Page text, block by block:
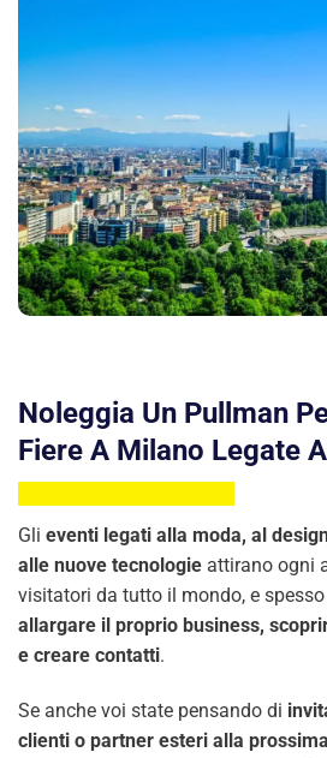
Noleggia Un Pullman
Fiere A Milano Legate
Gli eventi legati alla moda, al
alle nuove tecnologie attirano ogni
visitatori da tutto il mondo, e spesso
allargare il proprio business,
e creare contatti.
Se anche voi state pensando di
clienti o partner esteri alla